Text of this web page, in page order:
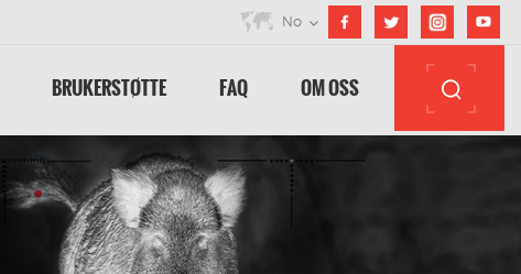
No
BRUKERSTØTTE FAQ OM OSS